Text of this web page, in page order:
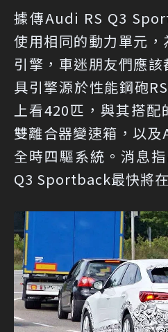
據傳Audi RS Q3
使用相同的動力單元
引擎，車迷朋友們應
具引擎源於性能鋼砲
上看420匹，與其搭
雙離合器變速箱，以
全時四驅系統。消息
Q3 Sportback最快將